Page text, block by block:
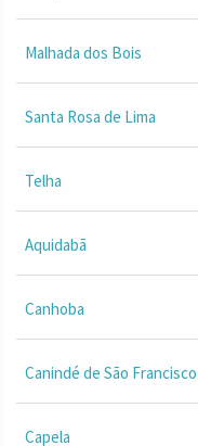
Malhada dos Bois
Santa Rosa de Lima
Telha
Aquidabã
Canhoba
Canindé de São Francisco
Capela